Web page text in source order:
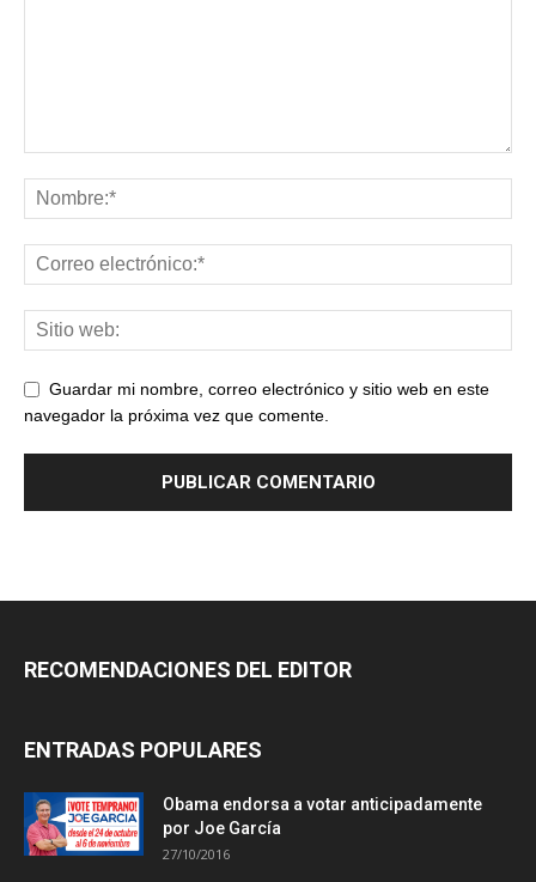
Guardar mi nombre, correo electrónico y sitio web en este
navegador la próxima vez que comente.
RECOMENDACIONES DEL EDITOR
ENTRADAS POPULARES
Obama endorsa a votar anticipadamente
por Joe García
27/10/2016